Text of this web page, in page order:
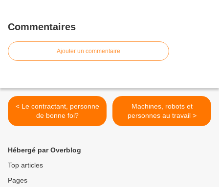
Commentaires
Ajouter un commentaire
< Le contractant, personne
de bonne foi?
Machines, robots et
personnes au travail >
Hébergé par Overblog
Top articles
Pages